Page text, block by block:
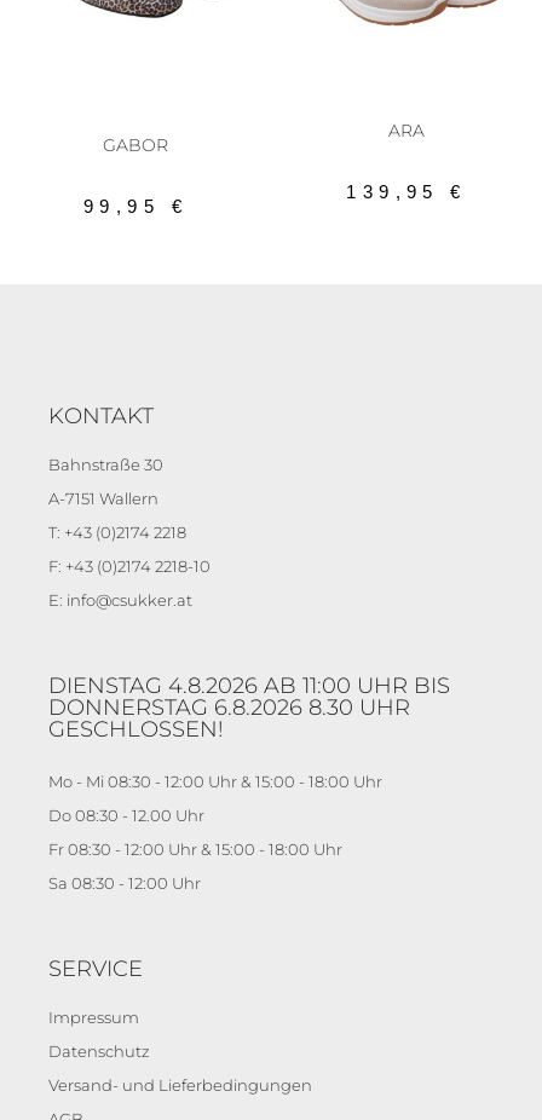
GABOR
99,95 €
ARA
139,95€
KONTAKT
Bahnstraße 30
A-7151 Wallern
T: +43 (0)2174 2218
F: +43 (0)2174 2218-10
E: info@csukker.at
DIENSTAG 4.8.2026 AB 11:00 UHR BIS
DONNERSTAG 6.8.2026 8.30 UHR
GESCHLOSSEN!
Mo - Mi 08:30 - 12:00 Uhr & 15:00 - 18:00 Uhr
Do 08:30 - 12.00 Uhr
Fr 08:30 - 12:00 Uhr & 15:00 - 18:00 Uhr
Sa 08:30 - 12:00 Uhr
SERVICE
Impressum
Datenschutz
Versand- und Lieferbedingungen